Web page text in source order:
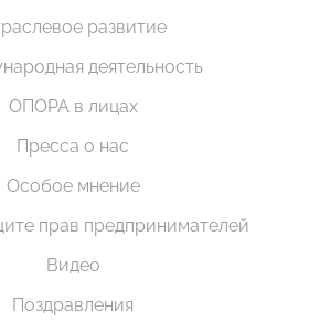
развитие
деятельность
ОПОРА в лицах
Пресса о нас
Особое мнение
прав предпринимателей
Видео
Поздравления